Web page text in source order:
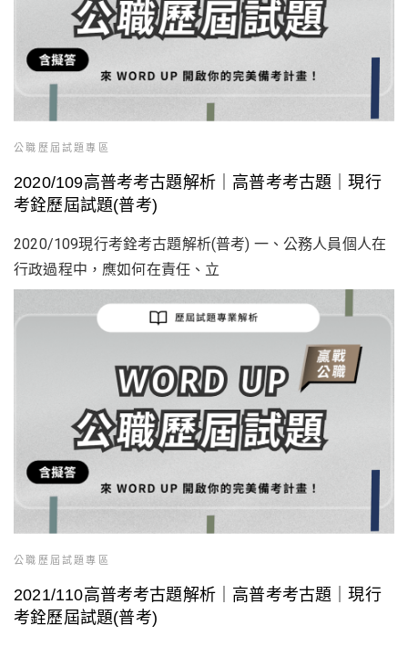
公職歷屆試題專區
2020/109高普考考古題解析｜高普考考古題｜現行
考銓歷屆試題(普考)
2020/109現行考銓考古題解析(普考) 一、公務人員個人在
行政過程中，應如何在責任、立
公職歷屆試題專區
2021/110高普考考古題解析｜高普考考古題｜現行
考銓歷屆試題(普考)